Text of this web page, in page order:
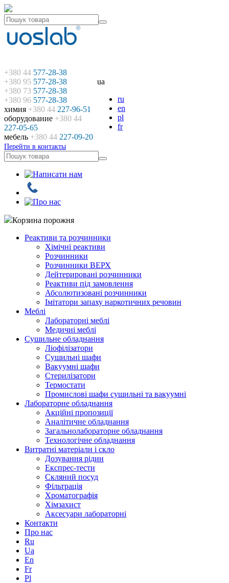
ua
ru
en
pl
fr
+380 44 577-28-38
+380 95 577-28-38
+380 73 577-28-38
+380 96 577-28-38
химия +380 44 227-96-51
оборудование +380 44
227-05-65
мебель +380 44 227-09-20
Перейти в контакты
Корзина порожня
Реактиви та розчинники
Хімічні реактиви
Розчинники
Розчинники ВЕРХ
Дейтерировані розчинники
Реактиви під замовлення
Абсолютизовані розчинники
Імітатори запаху наркотичних речовин
Меблі
Лабораторні меблі
Медичні меблі
Сушильне обладнання
Ліофілізатори
Сушильні шафи
Вакуумні шафи
Стерилізатори
Термостати
Промислові шафи сушильні та вакуумні
Лабораторне обладнання
Акційні пропозиції
Аналітичне обладнання
Загальнолабораторне обладнання
Технологічне обладнання
Витратні матеріали і скло
Дозування рідин
Експрес-тести
Скляний посуд
Фільтрація
Хроматографія
Хімзахист
Аксесуари лабораторні
Контакти
Про нас
Ru
Ua
En
Fr
Pl